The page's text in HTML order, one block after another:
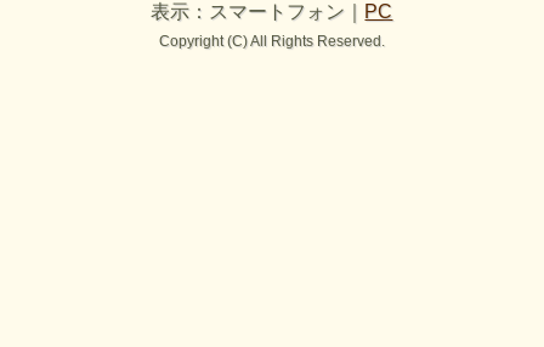
表示：スマートフォン｜ PC
Copyright (C) All Rights Reserved.